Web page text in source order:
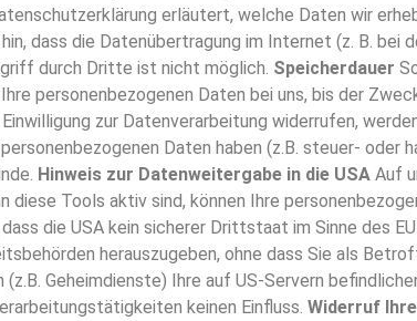
erläutert, welche Daten wir
dass die Datenübertragung im Internet (z. B.
durch Dritte ist nicht möglich. Speicherdauer
personenbezogenen Daten bei uns, bis der
zur Datenverarbeitung widerrufen,
Daten haben (z.B. steuer-
Hinweis zur Datenweitergabe in die USA Auf
diese Tools aktiv sind, können Ihre
die USA kein sicherer Drittstaat im Sinne des
herauszugeben, ohne dass Sie als
(z.B. Geheimdienste) Ihre auf US-Servern
keinen Einfluss. Widerruf